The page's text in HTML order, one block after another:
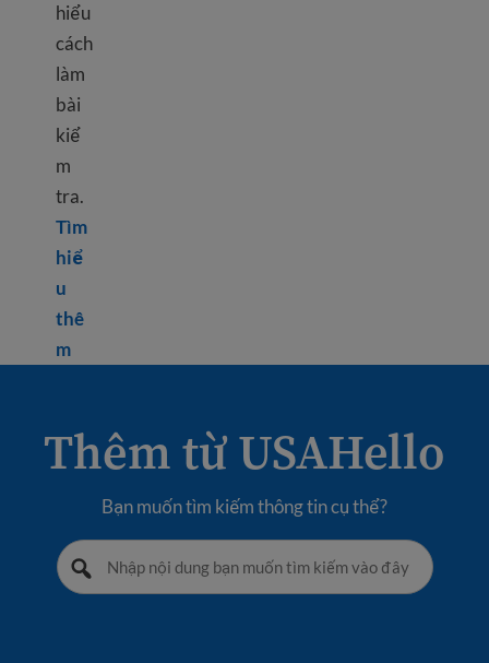
hiểu
cách
làm
bài
kiể
m
tra.
Tìm
hiể
u
thê
mLearn more about The TOEFL test
Thêm từ USAHello
Bạn muốn tìm kiếm thông tin cụ thể?